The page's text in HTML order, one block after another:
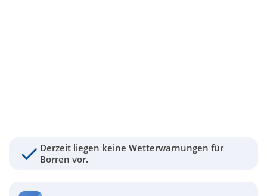
Derzeit liegen keine Wetterwarnungen für
Borren vor.